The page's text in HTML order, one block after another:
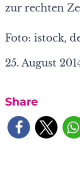
zur rechten
Foto: istock,
25. August
Share